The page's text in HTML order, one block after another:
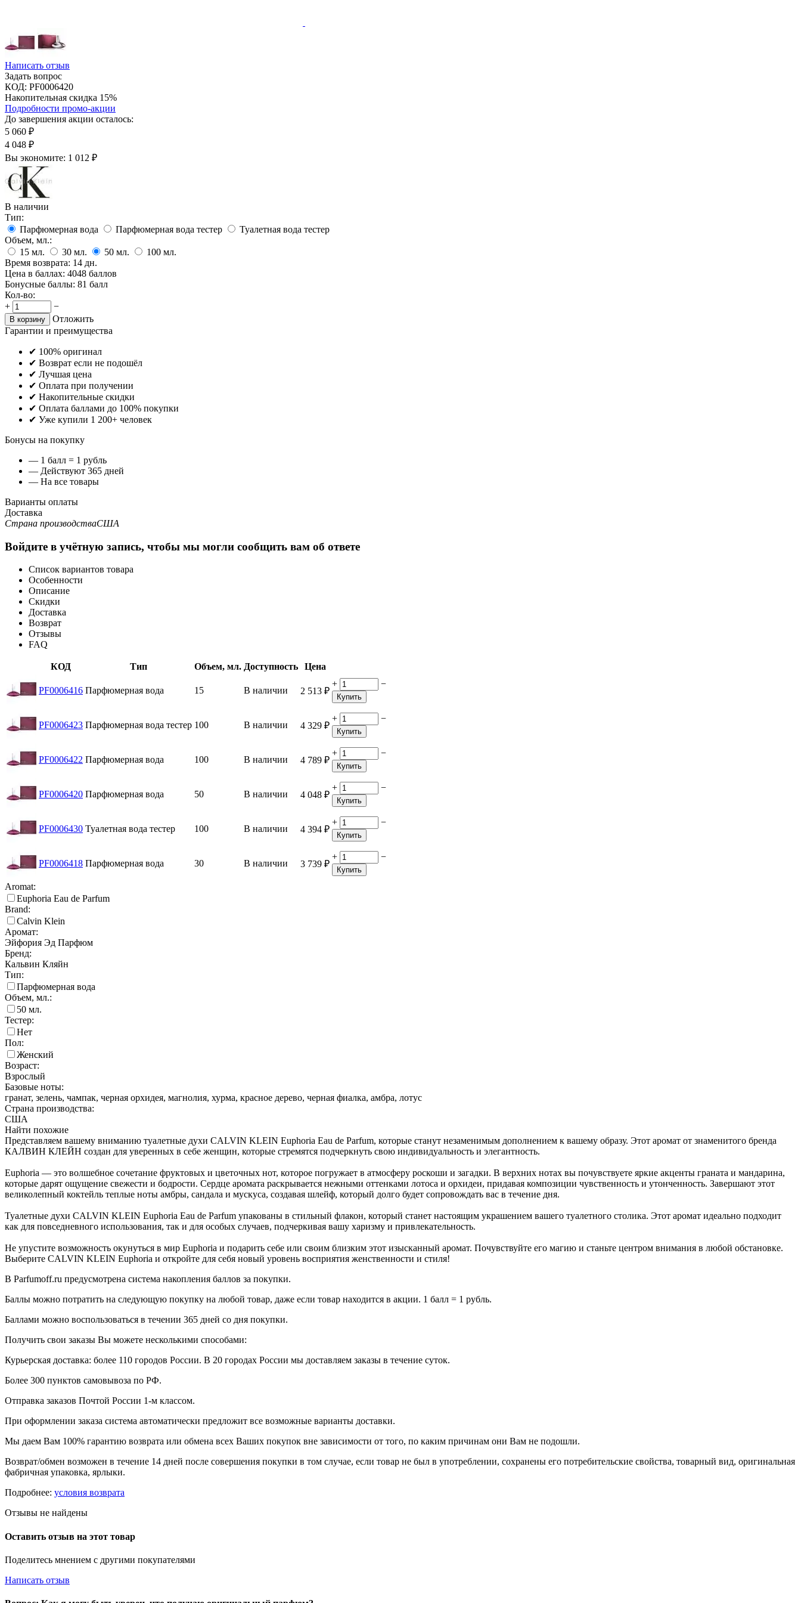
Написать отзыв
Задать вопрос
КОД: PF0006420
Накопительная скидка 15%
Подробности промо-акции
До завершения акции осталось:
5 060 ₽
4 048 ₽
Вы экономите: 1 012 ₽
В наличии
Тип:
Парфюмерная вода
Парфюмерная вода тестер
Туалетная вода тестер
Объем, мл.:
15 мл. 30 мл. 50 мл. 100 мл.
Время возврата: 14 дн.
Цена в баллах: 4048 баллов
Бонусные баллы: 81 балл
Кол-во:
+
−
В корзину
Отложить
Гарантии и преимущества
✔ 100% оригинал
✔ Возврат если не подошёл
✔ Лучшая цена
✔ Оплата при получении
✔ Накопительные скидки
✔ Оплата баллами до 100% покупки
✔ Уже купили 1 200+ человек
Бонусы на покупку
— 1 балл = 1 рубль
— Действуют 365 дней
— На все товары
Варианты оплаты
Доставка
Страна производстваСША
Войдите в учётную запись, чтобы мы могли сообщить вам об ответе
Список вариантов товара
Особенности
Описание
Скидки
Доставка
Возврат
Отзывы
FAQ
КОД Тип Объем, мл. Доступность Цена
PF0006416 Парфюмерная вода 15 В наличии 2 513 ₽
+ −
Купить
PF0006423 Парфюмерная вода тестер 100 В наличии 4 329 ₽
+ −
Купить
PF0006422 Парфюмерная вода 100 В наличии 4 789 ₽
+ −
Купить
PF0006420 Парфюмерная вода 50 В наличии 4 048 ₽
+ −
Купить
PF0006430 Туалетная вода тестер 100 В наличии 4 394 ₽
+ −
Купить
PF0006418 Парфюмерная вода 30 В наличии 3 739 ₽
+ −
Купить
Aromat:
Euphoria Eau de Parfum
Brand:
Calvin Klein
Аромат:
Эйфория Эд Парфюм
Бренд:
Кальвин Кляйн
Тип:
Парфюмерная вода
Объем, мл.:
50 мл.
Тестер:
Нет
Пол:
Женский
Возраст:
Взрослый
Базовые ноты:
гранат, зелень, чампак, черная орхидея, магнолия, хурма, красное дерево, черная фиалка, амбра, лотус
Страна производства:
США
Найти похожие
Представляем вашему вниманию туалетные духи CALVIN KLEIN Euphoria Eau de Parfum, которые станут незаменимым дополнением к вашему образу. Этот аромат от знаменитого бренда
КАЛВИН КЛЕЙН создан для уверенных в себе женщин, которые стремятся подчеркнуть свою индивидуальность и элегантность.
Euphoria — это волшебное сочетание фруктовых и цветочных нот, которое погружает в атмосферу роскоши и загадки. В верхних нотах вы почувствуете яркие акценты граната и мандарина,
которые дарят ощущение свежести и бодрости. Сердце аромата раскрывается нежными оттенками лотоса и орхидеи, придавая композиции чувственность и утонченность. Завершают этот
великолепный коктейль теплые ноты амбры, сандала и мускуса, создавая шлейф, который долго будет сопровождать вас в течение дня.
Туалетные духи CALVIN KLEIN Euphoria Eau de Parfum упакованы в стильный флакон, который станет настоящим украшением вашего туалетного столика. Этот аромат идеально подходит
как для повседневного использования, так и для особых случаев, подчеркивая вашу харизму и привлекательность.
Не упустите возможность окунуться в мир Euphoria и подарить себе или своим близким этот изысканный аромат. Почувствуйте его магию и станьте центром внимания в любой обстановке.
Выберите CALVIN KLEIN Euphoria и откройте для себя новый уровень восприятия женственности и стиля!
В Parfumoff.ru предусмотрена система накопления баллов за покупки.
Баллы можно потратить на следующую покупку на любой товар, даже если товар находится в акции. 1 балл = 1 рубль.
Баллами можно воспользоваться в течении 365 дней со дня покупки.
Получить свои заказы Вы можете несколькими способами:
Курьерская доставка: более 110 городов России. В 20 городах России мы доставляем заказы в течение суток.
Более 300 пунктов самовывоза по РФ.
Отправка заказов Почтой России 1-м классом.
При оформлении заказа система автоматически предложит все возможные варианты доставки.
Мы даем Вам 100% гарантию возврата или обмена всех Ваших покупок вне зависимости от того, по каким причинам они Вам не подошли.
Возврат/обмен возможен в течение 14 дней после совершения покупки в том случае, если товар не был в употреблении, сохранены его потребительские свойства, товарный вид, оригинальная
фабричная упаковка, ярлыки.
Подробнее: условия возврата
Отзывы не найдены
Оставить отзыв на этот товар
Поделитесь мнением с другими покупателями
Написать отзыв